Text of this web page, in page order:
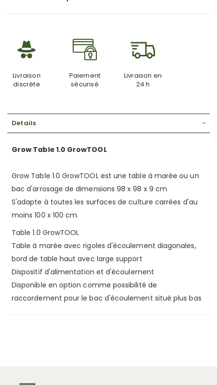
Livraison
discrète
Paiement
sécurisé
Livraison en
24 h
Details
Grow Table 1.0 GrowTOOL
Grow Table 1.0 GrowTOOL est une table à marée ou un
bac d'arrosage de dimensions 98 x 98 x 9 cm
S'adapte à toutes les surfaces de culture carrées d'au
moins 100 x 100 cm.
Table 1.0 GrowTOOL
Table à marée avec rigoles d'écoulement diagonales,
bord de table haut avec large support
Dispositif d'alimentation et d'écoulement
Disponible en option comme possibilité de
raccordement pour le bac d'écoulement situé plus bas